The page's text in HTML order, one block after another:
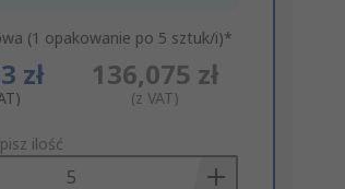
(1 opakowanie po 5 sztuk/i)*
zł 136,075 zł
(z VAT)
ilość